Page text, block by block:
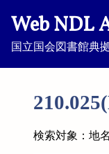
Web NDL
国立国会図書館典
検索対象：地